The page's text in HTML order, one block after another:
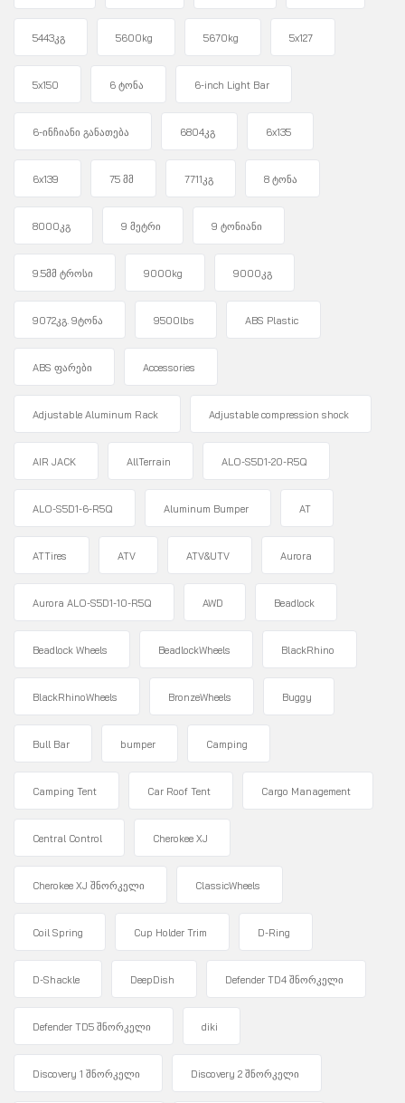
5443კგ 5600kg 5670kg 5x127
5x150 6 ტონა 6-inch Light Bar
6-ინჩიანი განათება 6804კგ 6x135
6x139 75 მმ 7711კგ 8 ტონა
8000კგ 9 მეტრი 9 ტონიანი
9.5მმ ტროსი 9000kg 9000კგ
9072კგ. 9ტონა 9500lbs ABS Plastic
ABS ფარები Accessories
Adjustable Aluminum Rack Adjustable compression shock
AIR JACK AllTerrain ALO-S5D1-20-R5Q
ALO-S5D1-6-R5Q Aluminum Bumper AT
ATTires ATV ATV&UTV Aurora
Aurora ALO-S5D1-10-R5Q AWD Beadlock
Beadlock Wheels BeadlockWheels BlackRhino
BlackRhinoWheels BronzeWheels Buggy
Bull Bar bumper Camping
Camping Tent Car Roof Tent Cargo Management
Central Control Cherokee XJ
Cherokee XJ შნორკელი ClassicWheels
Coil Spring Cup Holder Trim D-Ring
D-Shackle DeepDish Defender TD4 შნორკელი
Defender TD5 შნორკელი diki
Discovery 1 შნორკელი Discovery 2 შნორკელი